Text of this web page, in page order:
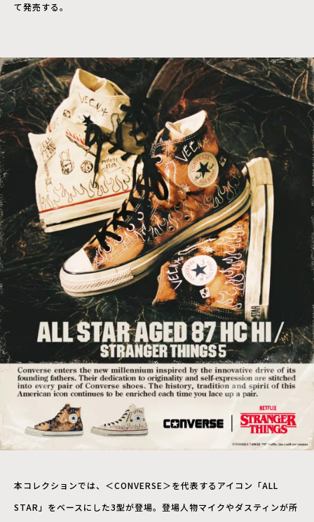
て発売する。
本コレクションでは、＜CONVERSE＞を代表するアイコン「ALL
STAR」をベースにした3型が登場。登場人物マイクやダスティンが所